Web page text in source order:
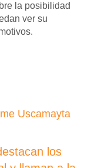
la posibilidad
ver su
Uscamayta
los